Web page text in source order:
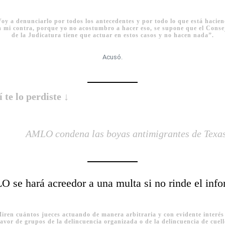
a denunciarlo por todos los antecedentes y por todo lo que está
mi contra, porque yo no acostumbro a hacer eso, se supone que el
de la Judicatura tiene que actuar en estos casos y no hacen nada”.
Acusó.
te lo perdiste ↓
AMLO condena las boyas antimigrantes de
se hará acreedor a una multa si no rinde el
cuántos jueces actuando de manera arbitraria y con evidente interés
de grupos de la delincuencia organizada o de la delincuencia de